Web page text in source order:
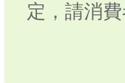
定，請消